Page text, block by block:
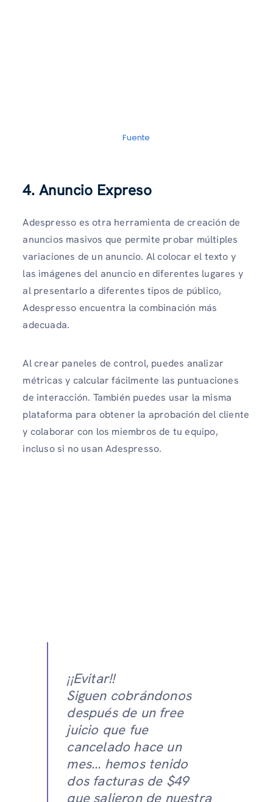
Fuente
4. Anuncio Expreso
Adespresso es otra herramienta de creación de
anuncios masivos que permite probar múltiples
variaciones de un anuncio. Al colocar el texto y
las imágenes del anuncio en diferentes lugares y
al presentarlo a diferentes tipos de público,
Adespresso encuentra la combinación más
adecuada.
Al crear paneles de control, puedes analizar
métricas y calcular fácilmente las puntuaciones
de interacción. También puedes usar la misma
plataforma para obtener la aprobación del cliente
y colaborar con los miembros de tu equipo,
incluso si no usan Adespresso.
¡¡Evitar!!
Siguen cobrándonos
después de un free
juicio que fue
cancelado hace un
mes... hemos tenido
dos facturas de $49
que salieron de nuestra